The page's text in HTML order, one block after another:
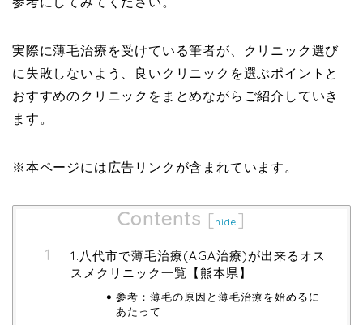
実際に薄毛治療を受けている筆者が、クリニック選び
に失敗しないよう、良いクリニックを選ぶポイントと
おすすめのクリニックをまとめながらご紹介していき
ます。
※本ページには広告リンクが含まれています。
Contents [hide ]
1.八代市で薄毛治療(AGA治療)が出来るオス
スメクリニック一覧【熊本県】
参考：薄毛の原因と薄毛治療を始めるに
あたって